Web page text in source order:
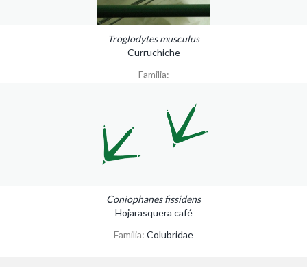
Troglodytes musculus
Curruchiche
Familia:
Coniophanes fissidens
Hojarasquera café
Familia: Colubridae